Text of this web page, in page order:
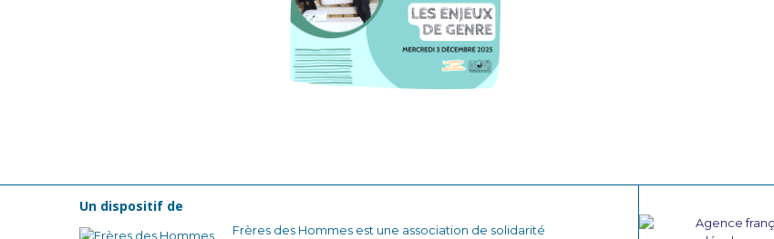
Un dispositif de
Frères des Hommes est une association de solidarité